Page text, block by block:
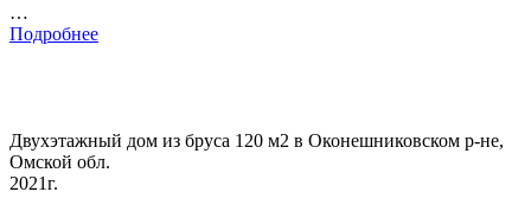
…
Подробнее
Двухэтажный дом из бруса 120 м2 в Оконешниковском р-не,
Омской обл.
2021г.